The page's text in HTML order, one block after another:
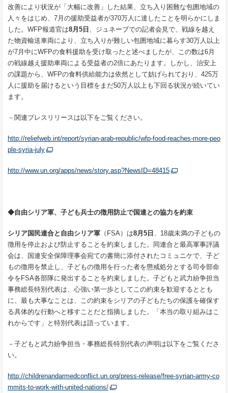
改善により状況が「大幅に改善」した結果、立ち入り困難な包囲地域の
人々をはじめ、7月の援助受益者が370万人に達したことを明らかにしま
した。WFP報道官は8月 5 日 、ジュネーブでの記者会見で、戦線を越え
た物資輸送車両により、立ち入りが難しい包囲地域に暮らす30万人以上
が7月中にWFPの食料援助を受け取ったと述べましたが、この数は6月
の戦線越え援助車両による受益者の2倍にあたります。しかし、治安上
の課題から、WFPの食料供給能力は依然として妨げられており、425万
人に援助を届けるという目標をまだ50万人以上も下回る状況が続いてい
ます。
－関連プレスリリースは以下をご覧ください。
http://reliefweb.int/report/syrian-arab-republic/wfp-food-reaches-more-peo
ple-syria-july
http://www.un.org/apps/news/story.asp?NewsID=48415
◆自由シリア軍、子ども兵士の徴用防止で国連との協力を約束
シリア国民連合と自由シリア軍 （FSA）は8月 5 日 、18歳未満の子どもの
徴用を停止および防止することを約束しました。同連合と最高軍事評議
会は、国連安全保障理事会宛ての書簡に添付されたコミュニケで、子ど
もの徴用を禁止し、子どもの徴用を行った者を懲戒処分とする司令部命
令をFSA各部隊に発出することを約束しました。子どもと武力紛争担当
事務総長特別代表は、心強い第一歩としてこの約束を歓迎するととも
に、最も大事なことは、この約束をシリアの子どもたちの保護を確保す
る具体的な行動へと移すことだと指摘しました。「本当の取り組みはこ
れからです」と特別代表は語っています。
－子どもと武力紛争担当・事務総長特別代表の声明は以下をご覧くださ
い。
http://childrenandarmedconflict.un.org/press-release/free-syrian-army-co
mmits-to-work-with-united-nations/